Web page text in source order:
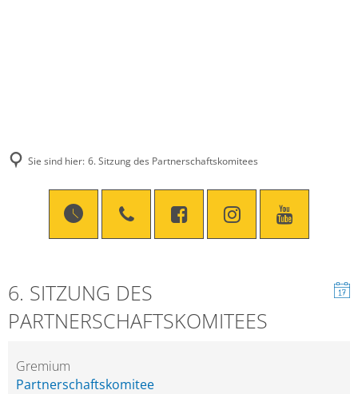
Sie sind hier: 6. Sitzung des Partnerschaftskomitees
6. SITZUNG DES
PARTNERSCHAFTSKOMITEES
Gremium
Partnerschaftskomitee